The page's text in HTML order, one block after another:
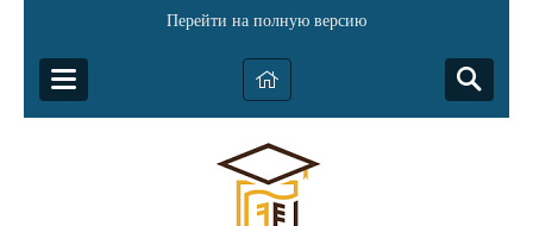
Перейти на полную версию